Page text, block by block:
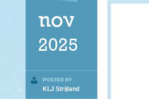
nov
2025
POSTED BY
KLJ Strijland